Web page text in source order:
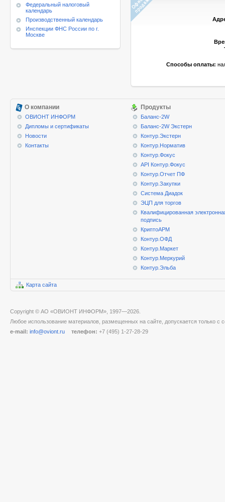
Федеральный налоговый
календарь
Производственный календарь
Инспекции ФНС России по г.
Москве
Способы оплаты:
О компании
ОВИОНТ ИНФОРМ
Дипломы и сертификаты
Новости
Контакты
Продукты
Баланс-2W
Баланс-2W Экстерн
Контур.Экстерн
Контур.Норматив
Контур.Фокус
API Контур.Фокус
Контур.Отчет ПФ
Контур.Закупки
Система Диадок
ЭЦП для торгов
Квалифицированная
подпись
КриптоАРМ
Контур.ОФД
Контур.Маркет
Контур.Меркурий
Контур.Эльба
Карта сайта
Copyright © АО «ОВИОНТ ИНФОРМ», 1997—2026.
Любое использование материалов, размещенных на сайте, допускается только с
e-mail: info@oviont.ru телефон: +7 (495) 1-27-28-29